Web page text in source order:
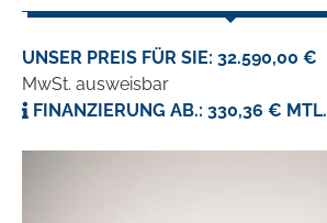
UNSER PREIS FÜR SIE: 32.590,00 €
MwSt. ausweisbar
FINANZIERUNG AB.: 330,36 € MTL.